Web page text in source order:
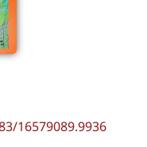
16579089.9936